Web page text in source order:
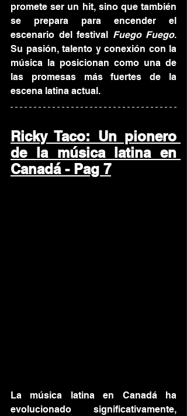
promete ser un hit, sino que también
se prepara para encender el
escenario del festival Fuego Fuego.
Su pasión, talento y conexión con la
música la posicionan como una de
las promesas más fuertes de la
escena latina actual.
Ricky Taco: Un pionero
de la música latina en
Canadá - Pag 7
La música latina en Canadá ha
evolucionado significativamente,